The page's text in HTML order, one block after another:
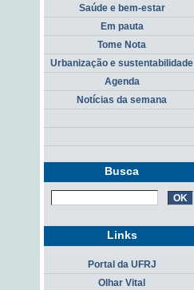
Saúde e bem-estar
Em pauta
Tome Nota
Urbanização e sustentabilidade
Agenda
Notícias da semana
Busca
Links
Portal da UFRJ
Olhar Vital